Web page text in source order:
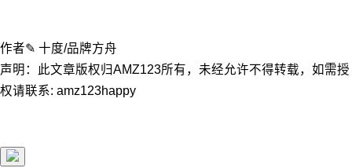
作者✎ 十度/品牌方舟
声明：此文章版权归AMZ123所有，未经允许不得转载，如需授
权请联系: amz123happy